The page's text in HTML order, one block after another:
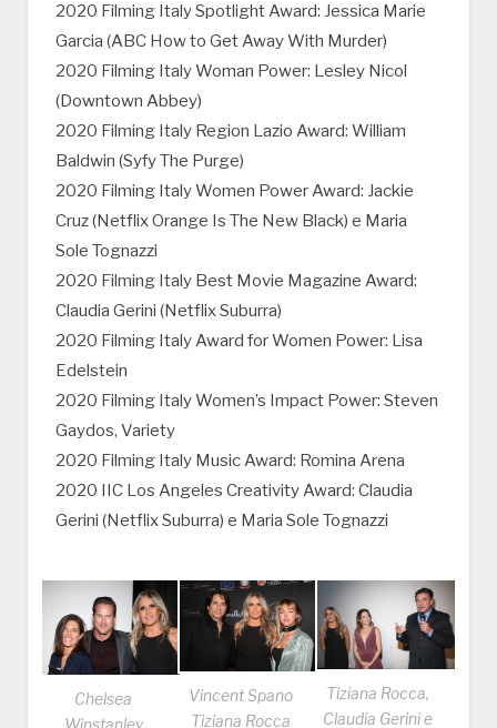
2020 Filming Italy Spotlight Award: Jessica Marie
Garcia (ABC How to Get Away With Murder)
2020 Filming Italy Woman Power: Lesley Nicol
(Downtown Abbey)
2020 Filming Italy Region Lazio Award: William
Baldwin (Syfy The Purge)
2020 Filming Italy Women Power Award: Jackie
Cruz (Netflix Orange Is The New Black) e Maria
Sole Tognazzi
2020 Filming Italy Best Movie Magazine Award:
Claudia Gerini (Netflix Suburra)
2020 Filming Italy Award for Women Power: Lisa
Edelstein
2020 Filming Italy Women’s Impact Power: Steven
Gaydos, Variety
2020 Filming Italy Music Award: Romina Arena
2020 IIC Los Angeles Creativity Award: Claudia
Gerini (Netflix Suburra) e Maria Sole Tognazzi
Chelsea
Winstanley
Vincent Spano
Tiziana Rocca
Tiziana Rocca,
Claudia Gerini e